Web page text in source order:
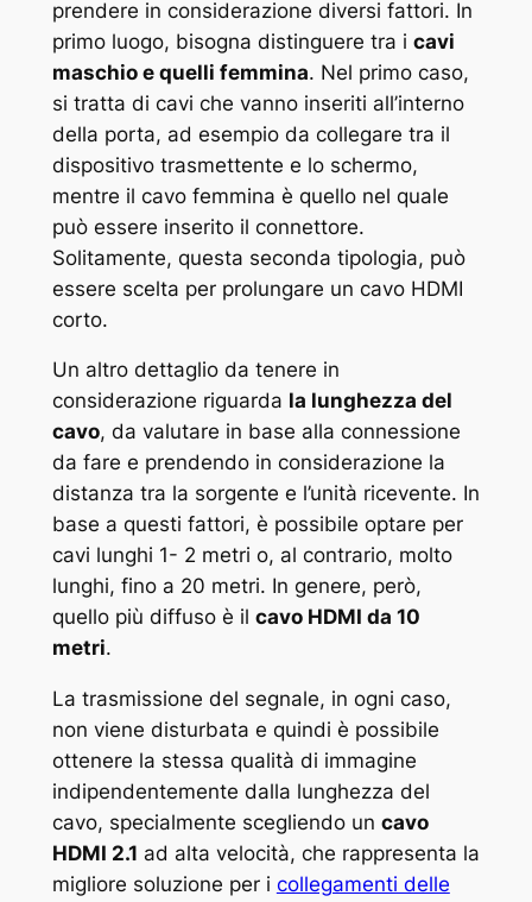
prendere in considerazione diversi fattori. In
primo luogo, bisogna distinguere tra i cavi
maschio e quelli femmina. Nel primo caso,
si tratta di cavi che vanno inseriti all’interno
della porta, ad esempio da collegare tra il
dispositivo trasmettente e lo schermo,
mentre il cavo femmina è quello nel quale
può essere inserito il connettore.
Solitamente, questa seconda tipologia, può
essere scelta per prolungare un cavo HDMI
corto.
Un altro dettaglio da tenere in
considerazione riguarda la lunghezza del
cavo, da valutare in base alla connessione
da fare e prendendo in considerazione la
distanza tra la sorgente e l’unità ricevente. In
base a questi fattori, è possibile optare per
cavi lunghi 1- 2 metri o, al contrario, molto
lunghi, fino a 20 metri. In genere, però,
quello più diffuso è il cavo HDMI da 10
metri.
La trasmissione del segnale, in ogni caso,
non viene disturbata e quindi è possibile
ottenere la stessa qualità di immagine
indipendentemente dalla lunghezza del
cavo, specialmente scegliendo un cavo
HDMI 2.1 ad alta velocità, che rappresenta la
migliore soluzione per i collegamenti delle